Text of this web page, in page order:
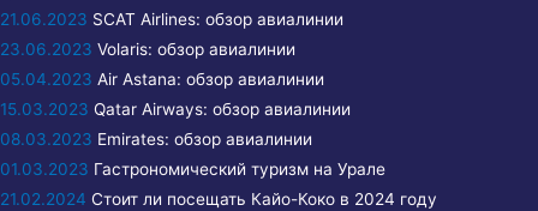
21.06.2023 SCAT Airlines: обзор авиалинии
23.06.2023 Volaris: обзор авиалинии
05.04.2023 Air Astana: обзор авиалинии
15.03.2023 Qatar Airways: обзор авиалинии
08.03.2023 Emirates: обзор авиалинии
01.03.2023 Гастрономический туризм на Урале
21.02.2024 Стоит ли посещать Кайо-Коко в 2024 году